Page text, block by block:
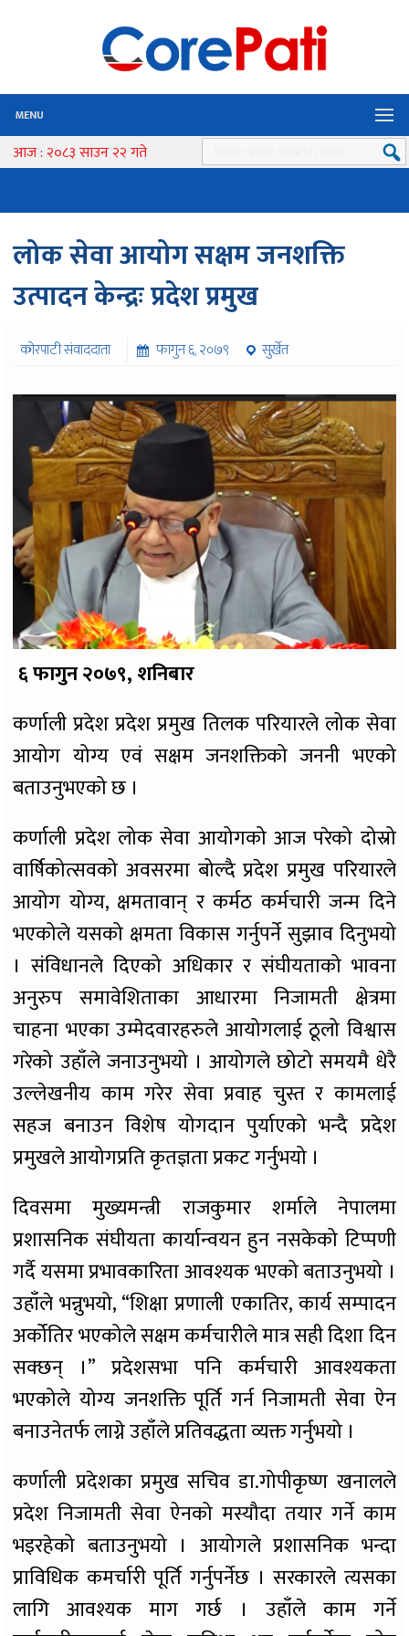
MENU
आज : २०८३ साउन २२ गते
लोक सेवा आयोग सक्षम जनशक्ति
उत्पादन केन्द्रः प्रदेश प्रमुख
कोरपाटी संवाददाता फागुन ६, २०७९
सुर्खेत
६ फागुन २०७९, शनिबार
कर्णाली प्रदेश प्रदेश प्रमुख तिलक परियारले लोक सेवा
आयोग योग्य एवं सक्षम जनशक्तिको जननी भएको
बताउनुभएको छ ।
कर्णाली प्रदेश लोक सेवा आयोगको आज परेको दोस्रो
वार्षिकोत्सवको अवसरमा बोल्दै प्रदेश प्रमुख परियारले
आयोग योग्य, क्षमतावान् र कर्मठ कर्मचारी जन्म दिने
भएकोले यसको क्षमता विकास गर्नुपर्ने सुझाव दिनुभयो
। संविधानले दिएको अधिकार र संघीयताको भावना
अनुरुप समावेशिताका आधारमा निजामती क्षेत्रमा
चाहना भएका उम्मेदवारहरुले आयोगलाई ठूलो विश्वास
गरेको उहाँले जनाउनुभयो । आयोगले छोटो समयमै धेरै
उल्लेखनीय काम गरेर सेवा प्रवाह चुस्त र कामलाई
सहज बनाउन विशेष योगदान पुर्याएको भन्दै प्रदेश
प्रमुखले आयोगप्रति कृतज्ञता प्रकट गर्नुभयो ।
दिवसमा मुख्यमन्त्री राजकुमार शर्माले नेपालमा
प्रशासनिक संघीयता कार्यान्वयन हुन नसकेको टिप्पणी
गर्दै यसमा प्रभावकारिता आवश्यक भएको बताउनुभयो ।
उहाँले भन्नुभयो, “शिक्षा प्रणाली एकातिर, कार्य सम्पादन
अर्कोतिर भएकोले सक्षम कर्मचारीले मात्र सही दिशा दिन
सक्छन् ।” प्रदेशसभा पनि कर्मचारी आवश्यकता
भएकोले योग्य जनशक्ति पूर्ति गर्न निजामती सेवा ऐन
बनाउनेतर्फ लाग्ने उहाँले प्रतिवद्धता व्यक्त गर्नुभयो ।
कर्णाली प्रदेशका प्रमुख सचिव डा.गोपीकृष्ण खनालले
प्रदेश निजामती सेवा ऐनको मस्यौदा तयार गर्ने काम
भइरहेको बताउनुभयो । आयोगले प्रशासनिक भन्दा
प्राविधिक कमर्चारी पूर्ति गर्नुपर्नेछ । सरकारले त्यसका
लागि आवश्यक माग गर्छ । उहाँले काम गर्ने